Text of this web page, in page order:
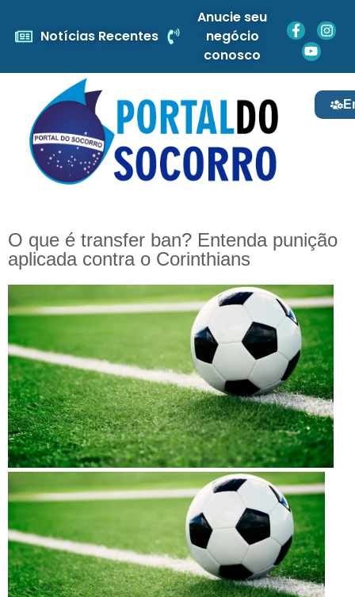
Notícias Recentes
Anucie seu
negócio
conosco
O que é transfer ban? Entenda punição
aplicada contra o Corinthians